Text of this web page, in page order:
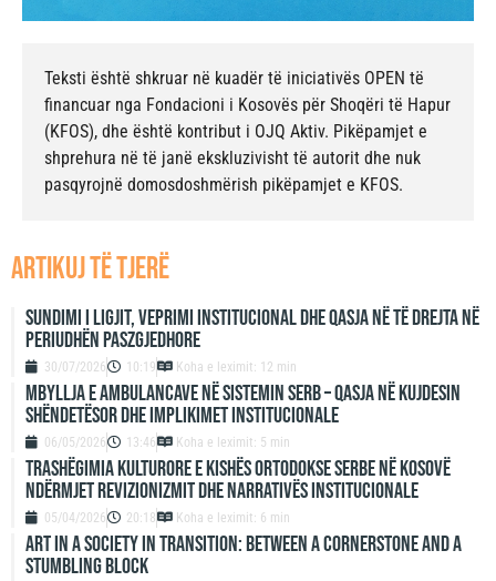
Teksti është shkruar në kuadër të iniciativës OPEN të
financuar nga Fondacioni i Kosovës për Shoqëri të Hapur
(KFOS), dhe është kontribut i OJQ Aktiv. Pikëpamjet e
shprehura në të janë ekskluzivisht të autorit dhe nuk
pasqyrojnë domosdoshmërish pikëpamjet e KFOS.
artikuj të tjerë
Sundimi i ligjit, veprimi institucional dhe qasja në të drejta në
periudhën paszgjedhore
30/07/2026 10:19 Koha e leximit: 12 min
Mbyllja e ambulancave në sistemin serb – qasja në kujdesin
shëndetësor dhe implikimet institucionale
06/05/2026 13:46 Koha e leximit: 5 min
Trashëgimia kulturore e Kishës Ortodokse Serbe në Kosovë
ndërmjet revizionizmit dhe narrativës institucionale
05/04/2026 20:18 Koha e leximit: 6 min
ART IN A SOCIETY IN TRANSITION: BETWEEN A CORNERSTONE AND A
STUMBLING BLOCK